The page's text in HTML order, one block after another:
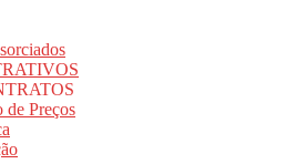
de Preços